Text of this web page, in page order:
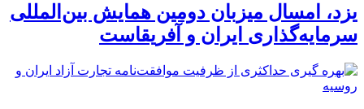
یزد، امسال میزبان دومین همایش بین‌المللی
سرمایه‌گذاری ایران و آفریقاست